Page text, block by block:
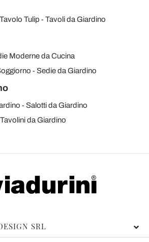
Tavolo Tulip Tavoli da Giardino
Moderne da Cucina
Sedie da Giardino
Salotti da Giardino
Tavolini da Giardino
SRL